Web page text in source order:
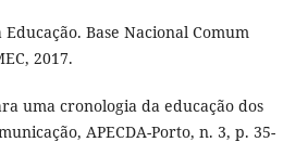
Base Nacional Comum
2017.
uma cronologia da educação dos
APECDA-Porto, n. 3, p. 35-